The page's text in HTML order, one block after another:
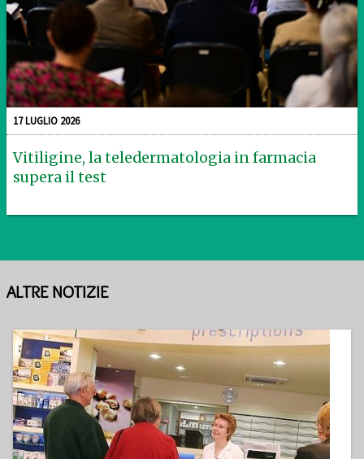
17 LUGLIO 2026
Vitiligine, la teledermatologia in farmacia
supera il test
ALTRE NOTIZIE